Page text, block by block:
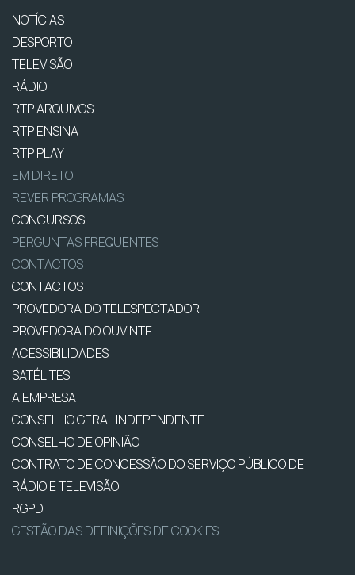
NOTÍCIAS
DESPORTO
TELEVISÃO
RÁDIO
RTP ARQUIVOS
RTP ENSINA
RTP PLAY
EM DIRETO
REVER PROGRAMAS
CONCURSOS
PERGUNTAS FREQUENTES
CONTACTOS
CONTACTOS
PROVEDORA DO TELESPECTADOR
PROVEDORA DO OUVINTE
ACESSIBILIDADES
SATÉLITES
A EMPRESA
CONSELHO GERAL INDEPENDENTE
CONSELHO DE OPINIÃO
CONTRATO DE CONCESSÃO DO SERVIÇO PÚBLICO DE
RÁDIO E TELEVISÃO
RGPD
GESTÃO DAS DEFINIÇÕES DE COOKIES